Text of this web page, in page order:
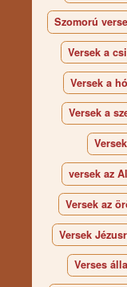
Szomorú
Versek a
Versek a
Versek a
versek az
Versek az
Versek
Verses